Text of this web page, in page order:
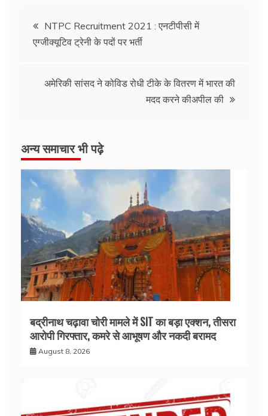
NTPC Recruitment 2021 : एनटीपीसी में
एग्जीक्यूटिव ट्रेनी के पदों पर भर्ती
अमेरिकी सांसद ने कोविड रोधी टीके के वितरण में भारत की
मदद करने कीअपील की
अन्य समाचार भी पढ़े
बद्रीनाथ चढ़ावा चोरी मामले में SIT का बड़ा एक्शन, तीसरा
आरोपी गिरफ्तार, कमरे से आभूषण और नकदी बरामद
August 8, 2026